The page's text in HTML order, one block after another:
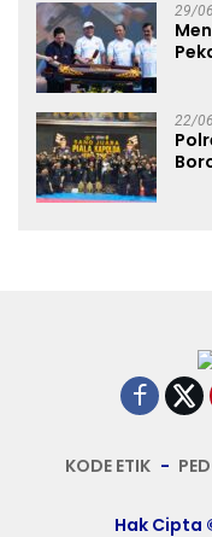
29/
22/
KODE ETIK
Hak Cipta